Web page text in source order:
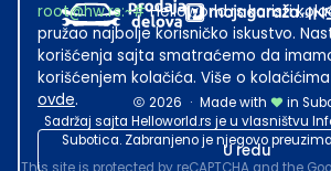
2026 · Made with
in
Sadržaj sajta Helloworld.rs je u vlasništvu
Subotica. Zabranjeno je njegovo
root@hw.rs:~#Helloworld.rs koristi
pružao najbolje korisničko iskustvo.
korišćenja sajta smatraćemo da
korišćenjem kolačića. Više o
ovde.
U redu